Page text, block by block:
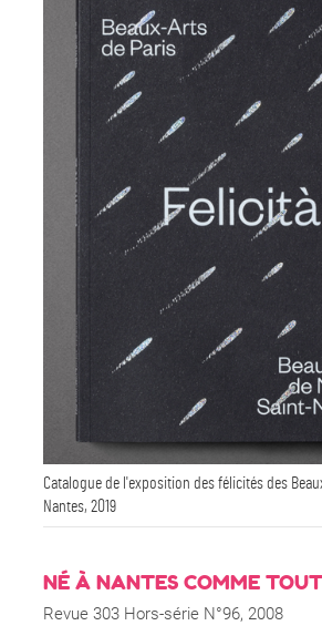
Catalogue de l'exposition des félicités des
Nantes, 2019
NÉ À NANTES COMME
Revue 303 Hors-série N°96, 2008